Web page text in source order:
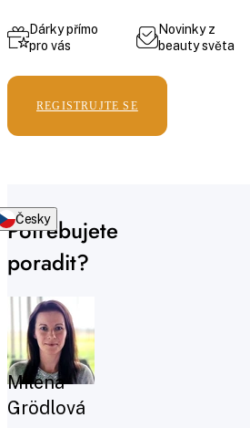
Dárky přímo
pro vás
Novinky z
beauty světa
REGISTRUJTE SE
Potřebujete
poradit?
Milena
Grödlová
Česky